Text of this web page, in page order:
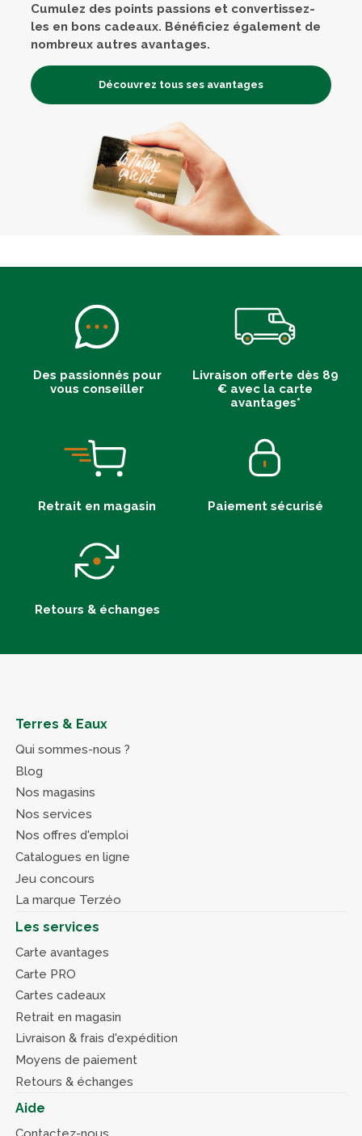
Cumulez des points passions et convertissez-
les en bons cadeaux. Bénéficiez également de
nombreux autres avantages.
Découvrez tous ses avantages
Des passionnés pour
vous conseiller
Livraison offerte dès 89
€ avec la carte
avantages*
Retrait en magasin Paiement sécurisé
Retours & échanges
Terres & Eaux
Qui sommes-nous ?
Blog
Nos magasins
Nos services
Nos offres d'emploi
Catalogues en ligne
Jeu concours
La marque Terzéo
Les services
Carte avantages
Carte PRO
Cartes cadeaux
Retrait en magasin
Livraison & frais d'expédition
Moyens de paiement
Retours & échanges
Aide